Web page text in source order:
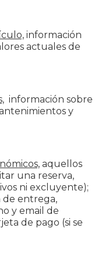
información
actuales de
información sobre
y
aquellos
una reserva,
ni excluyente);
de entrega,
y email de
de pago (si se